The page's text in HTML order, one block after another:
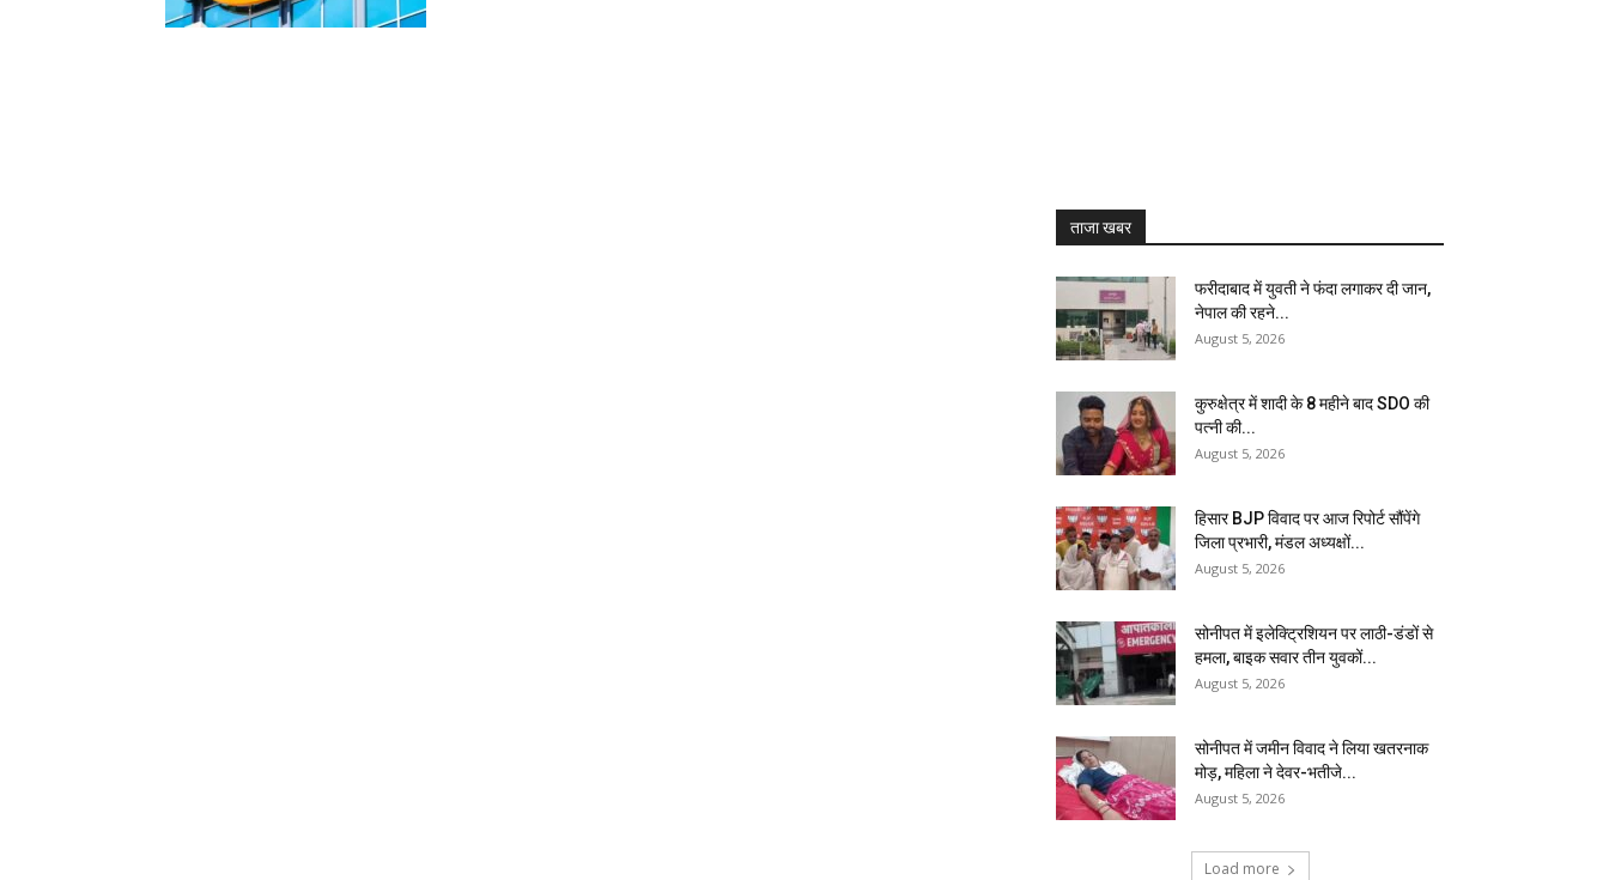
ताजा खबर
फरीदाबाद में युवती ने फंदा लगाकर दी जान,
नेपाल की रहने...
August 5, 2026
कुरुक्षेत्र में शादी के 8 महीने बाद SDO की
पत्नी की...
August 5, 2026
हिसार BJP विवाद पर आज रिपोर्ट सौंपेंगे
जिला प्रभारी, मंडल अध्यक्षों...
August 5, 2026
सोनीपत में इलेक्ट्रिशियन पर लाठी-डंडों से
हमला, बाइक सवार तीन युवकों...
August 5, 2026
सोनीपत में जमीन विवाद ने लिया खतरनाक
मोड़, महिला ने देवर-भतीजे...
August 5, 2026
Load more